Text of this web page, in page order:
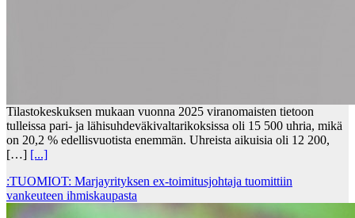
Tilastokeskuksen mukaan vuonna 2025 viranomaisten tietoon
tulleissa pari- ja lähisuhdeväkivaltarikoksissa oli 15 500 uhria, mikä
on 20,2 % edellisvuotista enemmän. Uhreista aikuisia oli 12 200,
[…] [...]
:TUOMIOT: Marjayrityksen ex-toimitusjohtaja tuomittiin
vankeuteen ihmiskaupasta